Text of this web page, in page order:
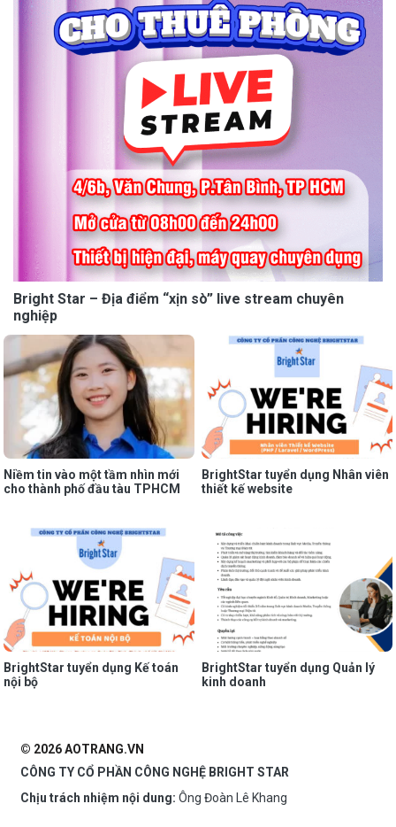
Bright Star – Địa điểm “xịn sò” live stream chuyên
nghiệp
Niềm tin vào một tầm nhìn mới
cho thành phố đầu tàu TPHCM
BrightStar tuyển dụng Nhân viên
thiết kế website
BrightStar tuyển dụng Kế toán
nội bộ
BrightStar tuyển dụng Quản lý
kinh doanh
© 2026 AOTRANG.VN
CÔNG TY CỔ PHẦN CÔNG NGHỆ BRIGHT STAR
Chịu trách nhiệm nội dung: Ông Đoàn Lê Khang